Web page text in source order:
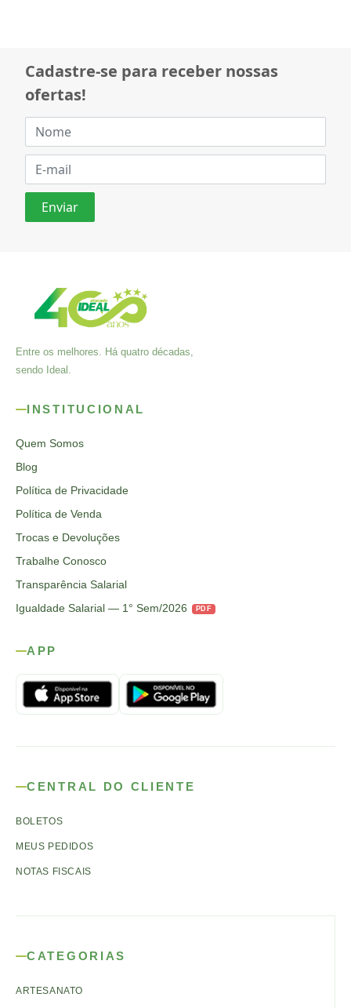
Cadastre-se para receber nossas
ofertas!
Entre os melhores. Há quatro décadas,
sendo Ideal.
INSTITUCIONAL
Quem Somos
Blog
Política de Privacidade
Política de Venda
Trocas e Devoluções
Trabalhe Conosco
Transparência Salarial
Igualdade Salarial — 1° Sem/2026
PDF
APP
CENTRAL DO CLIENTE
BOLETOS
MEUS PEDIDOS
NOTAS FISCAIS
CATEGORIAS
ARTESANATO